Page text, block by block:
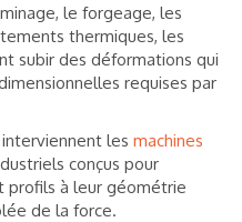
le forgeage, les
thermiques, les
subir des déformations qui
requises par
les machines
conçus pour
profils à leur géométrie
de la force.